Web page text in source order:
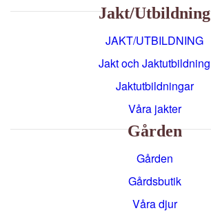
Jakt/utbildning
JAKT/UTBILDNING
Jakt och Jaktutbildning
Jaktutbildningar
Våra jakter
Gården
Gården
Gårdsbutik
Våra djur